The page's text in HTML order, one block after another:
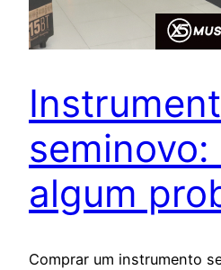
algum
Comprar um instrumento